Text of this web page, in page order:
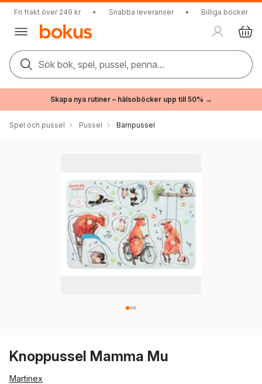
Fri frakt över 249 kr • Snabba leveranser • Billiga böcker
Sök bok, spel, pussel, penna...
Skapa nya rutiner – hälsoböcker upp till 50% →
Spel och pussel Pussel Barnpussel
Knoppussel Mamma Mu
Martinex